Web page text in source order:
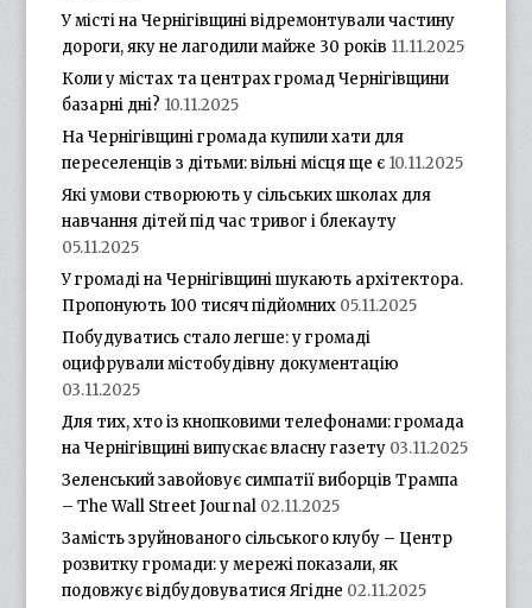
У місті на Чернігівщині відремонтували частину
дороги, яку не лагодили майже 30 років 11.11.2025
Коли у містах та центрах громад Чернігівщини
базарні дні? 10.11.2025
На Чернігівщині громада купили хати для
переселенців з дітьми: вільні місця ще є 10.11.2025
Які умови створюють у сільських школах для
навчання дітей під час тривог і блекауту
05.11.2025
У громаді на Чернігівщині шукають архітектора.
Пропонують 100 тисяч підйомних 05.11.2025
Побудуватись стало легше: у громаді
оцифрували містобудівну документацію
03.11.2025
Для тих, хто із кнопковими телефонами: громада
на Чернігівщині випускає власну газету 03.11.2025
Зеленський завойовує симпатії виборців Трампа
– The Wall Street Journal 02.11.2025
Замість зруйнованого сільського клубу – Центр
розвитку громади: у мережі показали, як
подовжує відбудовуватися Ягідне 02.11.2025